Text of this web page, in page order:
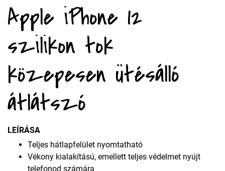
Apple iPhone 12
szilikon tok
közepesen ütésálló
átlátszó
LEÍRÁSA
Teljes hátlapfelület nyomtatható
Vékony kialakítású, emellett teljes védelmet nyújt
telefonod számára